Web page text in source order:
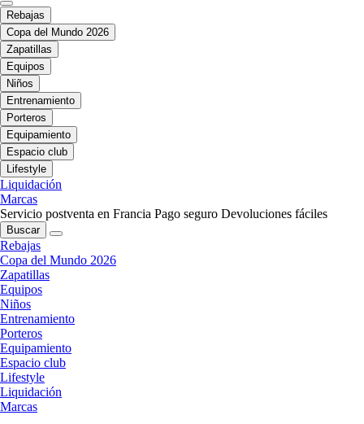
Rebajas
Copa del Mundo 2026
Zapatillas
Equipos
Niños
Entrenamiento
Porteros
Equipamiento
Espacio club
Lifestyle
Liquidación
Marcas
Servicio postventa en Francia Pago seguro Devoluciones fáciles
Buscar
Rebajas
Copa del Mundo 2026
Zapatillas
Equipos
Niños
Entrenamiento
Porteros
Equipamiento
Espacio club
Lifestyle
Liquidación
Marcas